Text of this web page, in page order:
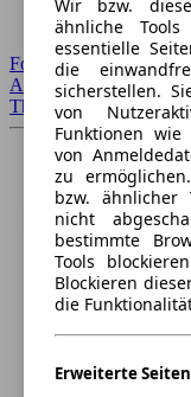
Forum Startseite
Alle Auto-Foren
Themen-Forum
Wir bzw.
ähnliche
essentielle
die
sicherstellen.
von
Funktionen
von
zu
bzw. ähnlicher
nicht
bestimmte
Tools
Blockieren
die
Erweiterte